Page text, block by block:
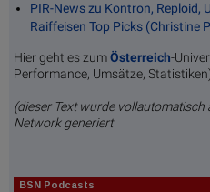
PIR-News zu Kontron, Reploid,
Raiffeisen Top Picks (Christine
Hier geht es zumÖsterreich-
Performance, Umsätze,
(dieser Text wurde vollautomatisch
Network generiert
BSN Podcasts